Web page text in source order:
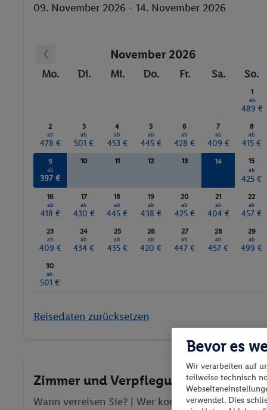
09. November 2026 - 14. November 2026
November 2026
Mo. Di. Mi. Do. Fr. Sa. So.
1
ab
489 €
2
ab
478 €
3
ab
501 €
4
ab
453 €
5
ab
445 €
6
ab
428 €
7
ab
409 €
8
ab
415 €
9
ab
397 €
10 11 12 13 14 15
ab
425 €
16
ab
418 €
17
ab
430 €
18
ab
445 €
19
ab
438 €
20
ab
425 €
21
ab
404 €
22
ab
457 €
23
ab
409 €
24
ab
434 €
25
ab
435 €
26
ab
420 €
27
ab
447 €
28
ab
457 €
29
ab
499 €
30
ab
501 €
Reisedaten zurücksetzen
Zimmer und Verpflegung wählen
Wann verreisen Sie? | Wer kommt mit?| Wo geht
Bevor es
Wir verarbeiten auf
teilweise technisch
verwendet. Dies